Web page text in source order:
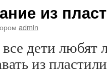
из
admin
дети любят
из